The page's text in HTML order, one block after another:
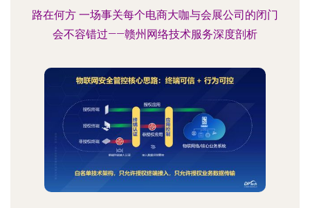
路在何方 一场事关每个电商大咖与会展公司的闭门
会不容错过——赣州网络技术服务深度剖析